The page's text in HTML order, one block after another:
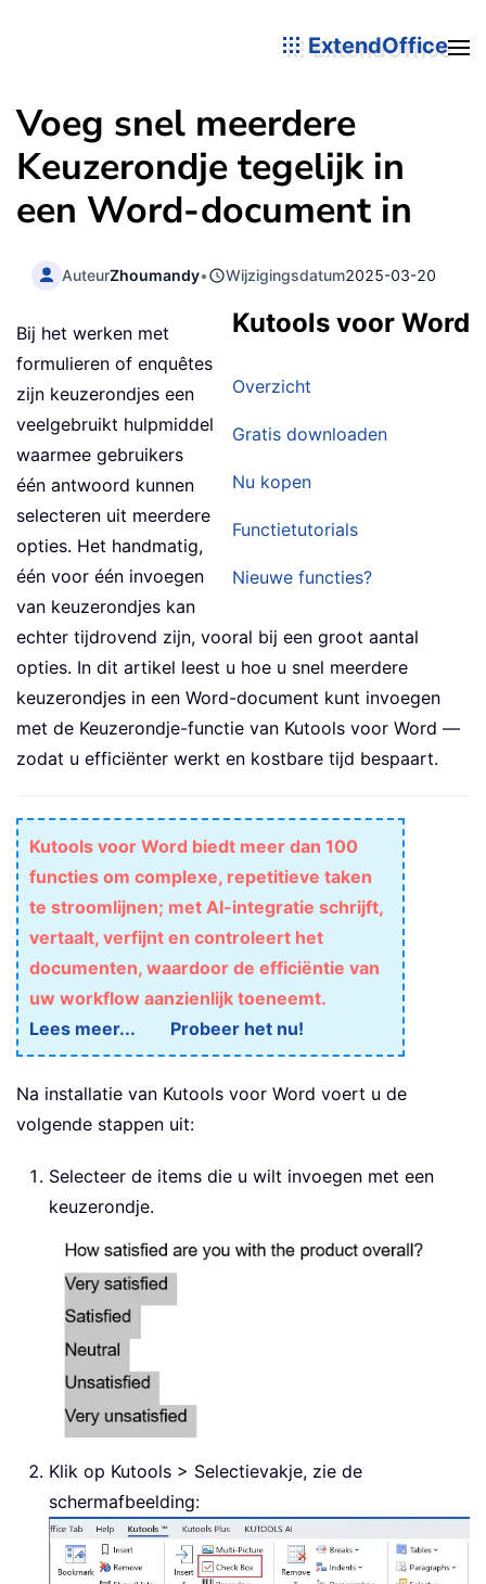
ExtendOffice
Voeg snel meerdere
Keuzerondje tegelijk in
een Word-document in
AuteurZhoumandy• Wijzigingsdatum2025-03-20
Kutools voor Word
Overzicht
Gratis downloaden
Nu kopen
Functietutorials
Nieuwe functies?
Bij het werken met
formulieren of enquêtes
zijn keuzerondjes een
veelgebruikt hulpmiddel
waarmee gebruikers
één antwoord kunnen
selecteren uit meerdere
opties. Het handmatig,
één voor één invoegen
van keuzerondjes kan
echter tijdrovend zijn, vooral bij een groot aantal
opties. In dit artikel leest u hoe u snel meerdere
keuzerondjes in een Word-document kunt invoegen
met de Keuzerondje-functie van Kutools voor Word —
zodat u efficiënter werkt en kostbare tijd bespaart.
Kutools voor Word biedt meer dan 100
functies om complexe, repetitieve taken
te stroomlijnen; met AI-integratie schrijft,
vertaalt, verfijnt en controleert het
documenten, waardoor de efficiëntie van
uw workflow aanzienlijk toeneemt.
Lees meer...
Probeer het nu!
Na installatie van Kutools voor Word voert u de
volgende stappen uit:
Selecteer de items die u wilt invoegen met een
keuzerondje.
Klik op Kutools > Selectievakje, zie de
schermafbeelding: